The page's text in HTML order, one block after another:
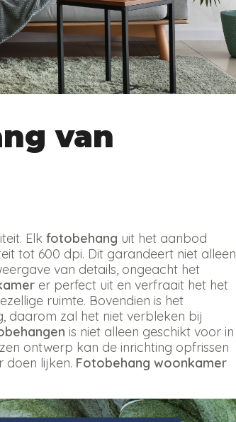
van
Elk fotobehang uit het aanbod
tot 600 dpi. Dit garandeert niet alleen
van details, ongeacht het
er perfect uit en verfraait het het
ruimte. Bovendien is het
daarom zal het niet verbleken bij
is niet alleen geschikt voor in
ontwerp kan de inrichting opfrissen
doen lijken. Fotobehang woonkamer